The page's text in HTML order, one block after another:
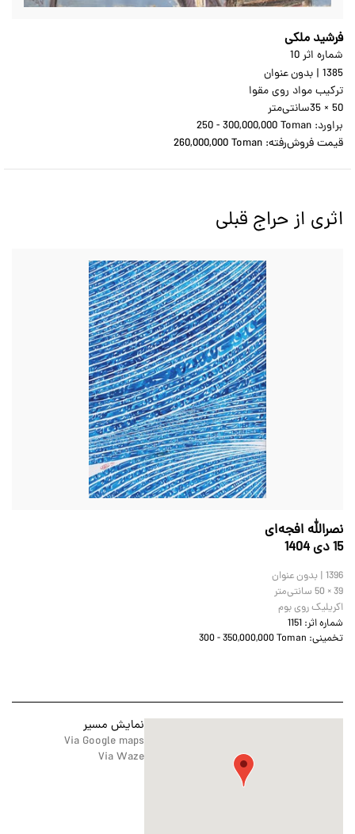
فرشید ملکی
شماره اثر 10
1385
| بدون عنوان
ترکیب مواد روی مقوا
35 × 50سانتی‌متر
براورد: 250 - 300,000,000 Toman
قیمت فروش‌رفته: 260,000,000 Toman
اثری از حراج قبلی
نصرالله افجه‌ای
15 دى 1404
1396 | بدون عنوان
50 × 39 سانتی‌متر
اکریلیک روی بوم
شماره اثر: 1151
تخمینی: 300 - 350,000,000 Toman
نمایش مسیر
Via Google maps
Via Waze